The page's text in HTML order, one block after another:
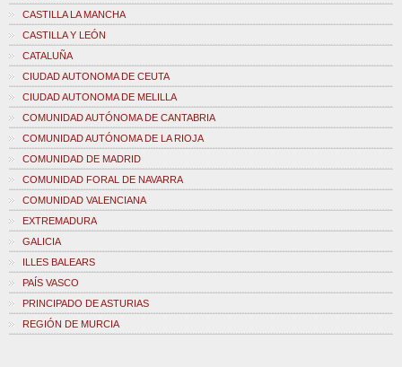
CASTILLA LA MANCHA
CASTILLA Y LEÓN
CATALUÑA
CIUDAD AUTONOMA DE CEUTA
CIUDAD AUTONOMA DE MELILLA
COMUNIDAD AUTÓNOMA DE CANTABRIA
COMUNIDAD AUTÓNOMA DE LA RIOJA
COMUNIDAD DE MADRID
COMUNIDAD FORAL DE NAVARRA
COMUNIDAD VALENCIANA
EXTREMADURA
GALICIA
ILLES BALEARS
PAÍS VASCO
PRINCIPADO DE ASTURIAS
REGIÓN DE MURCIA